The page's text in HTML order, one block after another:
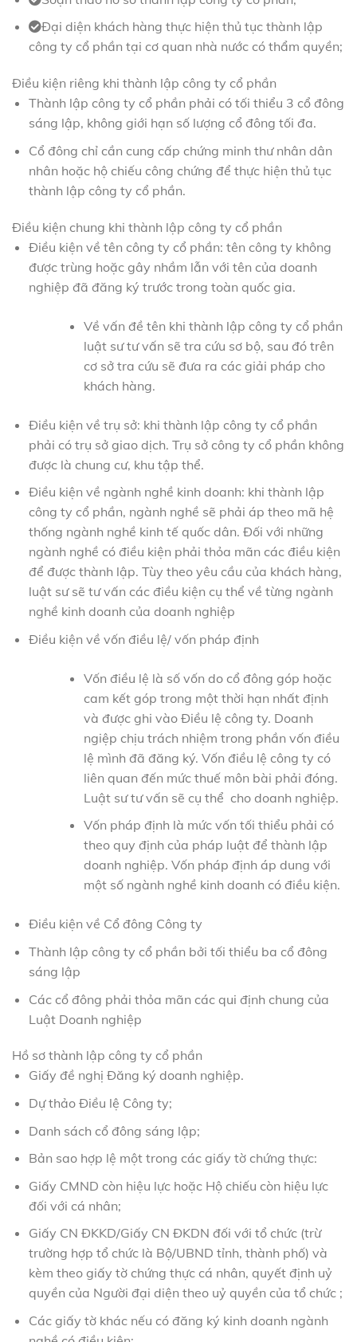
Đại diện khách hàng thực hiện thủ tục thành lập
công ty cổ phần tại cơ quan nhà nước có thẩm quyền;
Điều kiện riêng khi thành lập công ty cổ phần
Thành lập công ty cổ phần phải có tối thiểu 3 cổ đông
sáng lập, không giới hạn số lượng cổ đông tối đa.
Cổ đông chỉ cần cung cấp chứng minh thư nhân dân
nhân hoặc hộ chiếu công chứng để thực hiện thủ tục
thành lập công ty cổ phần.
Điều kiện chung khi thành lập công ty cổ phần
Điều kiện về tên công ty cổ phần: tên công ty không
được trùng hoặc gây nhầm lẫn với tên của doanh
nghiệp đã đăng ký trước trong toàn quốc gia.
Về vấn đề tên khi thành lập công ty cổ phần
luật sư tư vấn sẽ tra cứu sơ bộ, sau đó trên
cơ sở tra cứu sẽ đưa ra các giải pháp cho
khách hàng.
Điều kiện về trụ sở: khi thành lập công ty cổ phần
phải có trụ sở giao dịch. Trụ sở công ty cổ phần không
được là chung cư, khu tập thể.
Điều kiện về ngành nghề kinh doanh: khi thành lập
công ty cổ phần, ngành nghề sẽ phải áp theo mã hệ
thống ngành nghề kinh tế quốc dân. Đối với những
ngành nghề có điều kiện phải thỏa mãn các điều kiện
để được thành lập. Tùy theo yêu cầu của khách hàng,
luật sư sẽ tư vấn các điều kiện cụ thể về từng ngành
nghề kinh doanh của doanh nghiệp
Điều kiện về vốn điều lệ/ vốn pháp định
Vốn điều lệ là số vốn do cổ đông góp hoặc
cam kết góp trong một thời hạn nhất định
và được ghi vào Điều lệ công ty. Doanh
ngiệp chịu trách nhiệm trong phần vốn điều
lệ mình đã đăng ký. Vốn điều lệ công ty có
liên quan đến mức thuế môn bài phải đóng.
Luật sư tư vấn sẽ cụ thể cho doanh nghiệp.
Vốn pháp định là mức vốn tối thiểu phải có
theo quy định của pháp luật để thành lập
doanh nghiệp. Vốn pháp định áp dung với
một số ngành nghề kinh doanh có điều kiện.
Điều kiện về Cổ đông Công ty
Thành lập công ty cổ phần bởi tối thiểu ba cổ đông
sáng lập
Các cổ đông phải thỏa mãn các qui định chung của
Luật Doanh nghiệp
Hồ sơ thành lập công ty cổ phần
Giấy đề nghị Đăng ký doanh nghiệp.
Dự thảo Điều lệ Công ty;
Danh sách cổ đông sáng lập;
Bản sao hợp lệ một trong các giấy tờ chứng thực:
Giấy CMND còn hiệu lực hoặc Hộ chiếu còn hiệu lực
đối với cá nhân;
Giấy CN ĐKKD/Giấy CN ĐKDN đối với tổ chức (trừ
trường hợp tổ chức là Bộ/UBND tỉnh, thành phố) và
kèm theo giấy tờ chứng thực cá nhân, quyết định uỷ
quyền của Người đại diện theo uỷ quyền của tổ chức ;
Các giấy tờ khác nếu có đăng ký kinh doanh ngành